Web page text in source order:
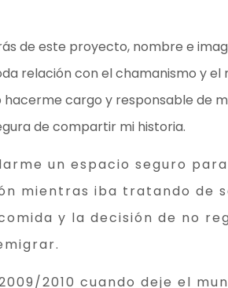
de este proyecto, nombre e
relación con el chamanismo y el
cargo y responsable de
de compartir mi historia.
un espacio seguro
mientras iba tratando de
y la decisión de no
2010 cuando deje el